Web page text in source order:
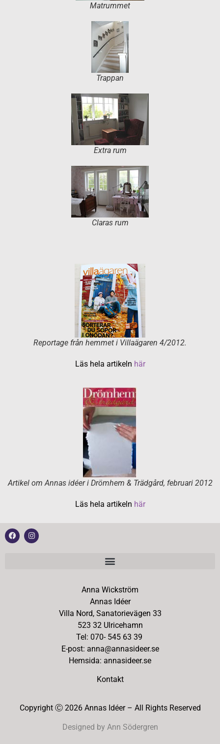
Matrummet
Trappan
Extra rum
Claras rum
Reportage från hemmet i Villaägaren 4/2012.
Läs hela artikeln här
Artikel om Annas idéer i Drömhem & Trädgård, februari 2012
Läs hela artikeln här
Anna Wickström
Annas Idéer
Villa Nord, Sanatorievägen 33
523 32 Ulricehamn
Tel: 070- 545 63 39
E-post: anna@annasideer.se
Hemsida: annasideer.se
Kontakt
Copyright Ⓒ 2026 Annas Idéer – All Rights Reserved
Designed by Ann Södergren